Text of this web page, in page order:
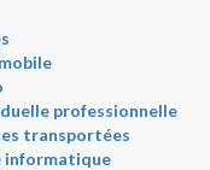
professionnelle
transportées
informatique